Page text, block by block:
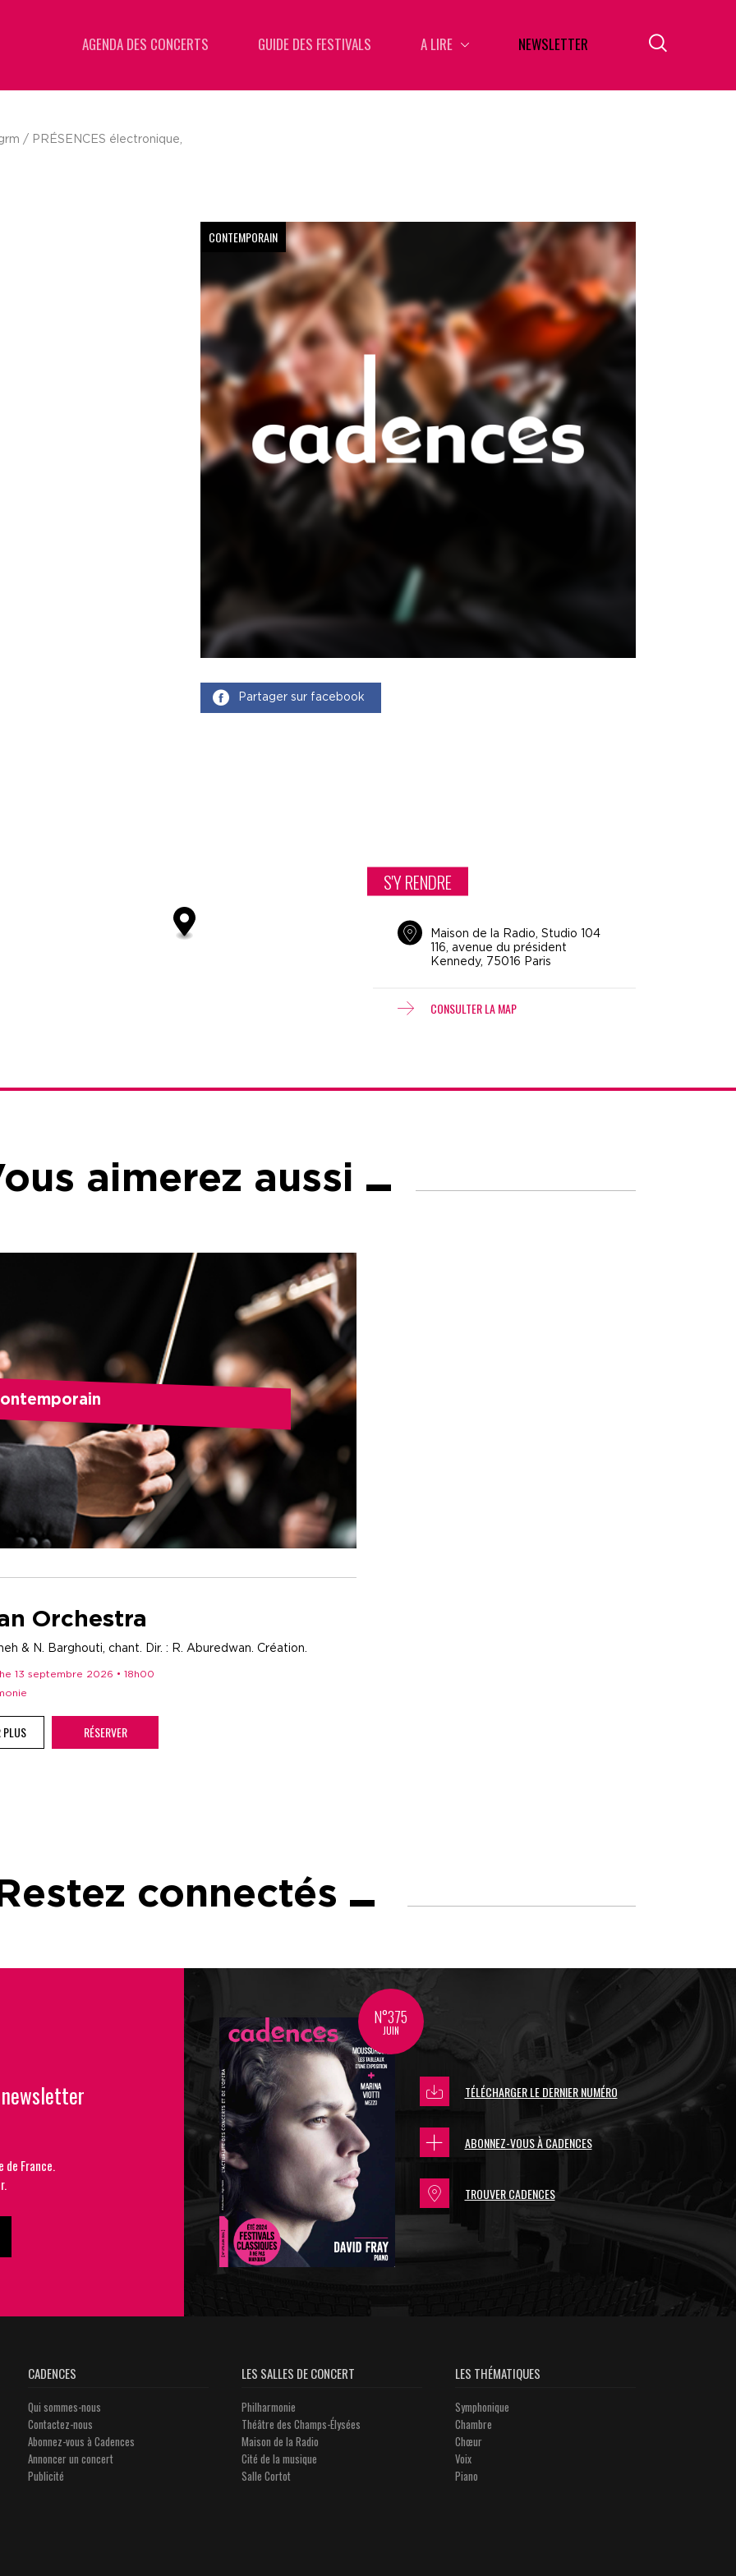
AGENDA DES CONCERTS GUIDE DES FESTIVALS A LIRE NEWSLETTER
/ PRÉSENCES électronique,
CONTEMPORAIN
Partager sur facebook
S'Y RENDRE
Maison de la Radio, Studio 104
116, avenue du président
Kennedy, 75016 Paris
CONSULTER LA MAP
aimerez aussi
Orchestra
& N. Barghouti, chant. Dir. : R. Aburedwan. Création.
13 septembre 2026 • 18h00
PLUS RÉSERVER
connectés
de France.
N°375
JUIN
TÉLÉCHARGER LE DERNIER NUMÉRO
ABONNEZ-VOUS À CADENCES
TROUVER CADENCES
CADENCES
Qui sommes-nous
Contactez-nous
Abonnez-vous à Cadences
Annoncer un concert
Publicité
LES SALLES DE CONCERT
Philharmonie
Théâtre des Champs-Élysées
Maison de la Radio
Cité de la musique
Salle Cortot
LES THÉMATIQUES
Symphonique
Chambre
Chœur
Voix
Piano